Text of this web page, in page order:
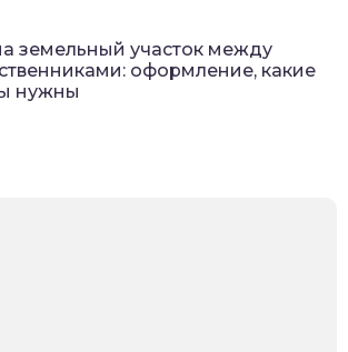
земельный участок между
оформление, какие
нужны